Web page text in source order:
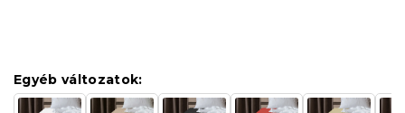
Egyéb változatok: